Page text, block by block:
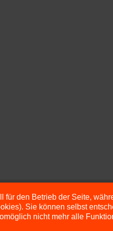
den Betrieb der Seite,
Sie können selbst
nicht mehr alle